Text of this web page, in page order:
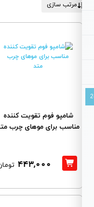
مرتب سازی
شامپو فوم تقویت کننده
مناسب برای موهای چرب متد
443,000 تومان